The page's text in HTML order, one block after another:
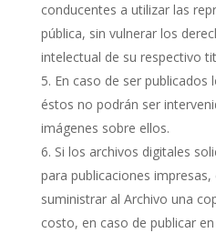
conducentes a utilizar las
pública, sin vulnerar los
intelectual de su respectivo
En caso de ser publicados
éstos no podrán ser
imágenes sobre ellos.
Si los archivos digitales
para publicaciones
suministrar al Archivo una
costo, en caso de publicar